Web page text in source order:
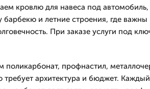
кровлю для навеса под автомобиль,
барбекю и летние строения, где важны
При заказе услуги под
поликарбонат, профнастил,
требует архитектура и бюджет. Каждый